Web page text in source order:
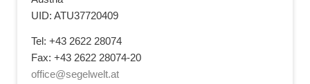
UID: ATU37720409
Tel: +43 2622 28074
Fax: +43 2622 28074-20
office@segelwelt.at